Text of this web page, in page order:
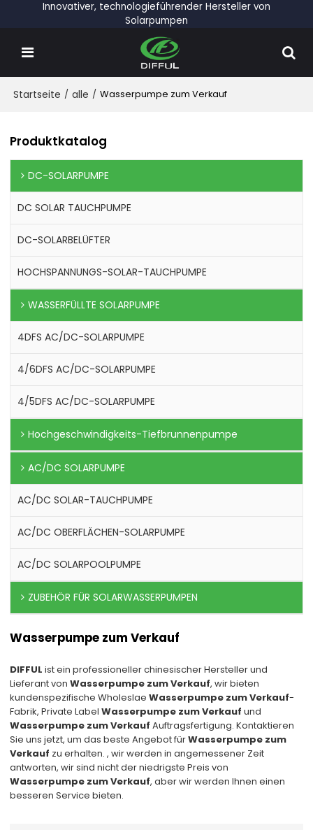
Innovativer, technologieführender Hersteller von
Solarpumpen
Startseite / alle / Wasserpumpe zum Verkauf
Produktkatalog
DC-SOLARPUMPE
DC SOLAR TAUCHPUMPE
DC-SOLARBELÜFTER
HOCHSPANNUNGS-SOLAR-TAUCHPUMPE
WASSERFÜLLTE SOLARPUMPE
4DFS AC/DC-SOLARPUMPE
4/6DFS AC/DC-SOLARPUMPE
4/5DFS AC/DC-SOLARPUMPE
Hochgeschwindigkeits-Tiefbrunnenpumpe
AC/DC SOLARPUMPE
AC/DC SOLAR-TAUCHPUMPE
AC/DC OBERFLÄCHEN-SOLARPUMPE
AC/DC SOLARPOOLPUMPE
ZUBEHÖR FÜR SOLARWASSERPUMPEN
Wasserpumpe zum Verkauf
DIFFUL ist ein professioneller chinesischer Hersteller und
Lieferant vonWasserpumpe zum Verkauf, wir bieten
kundenspezifische WholeslaeWasserpumpe zum Verkauf-
Fabrik, Private LabelWasserpumpe zum Verkauf und
Wasserpumpe zum Verkauf Auftragsfertigung. Kontaktieren
Sie uns jetzt, um das beste Angebot fürWasserpumpe zum
Verkauf zu erhalten. , wir werden in angemessener Zeit
antworten, wir sind nicht der niedrigste Preis von
Wasserpumpe zum Verkauf, aber wir werden Ihnen einen
besseren Service bieten.